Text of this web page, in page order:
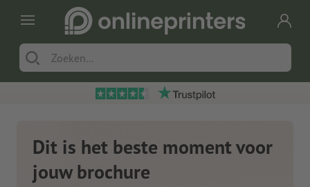
Dit is het beste moment voor
jouw brochure